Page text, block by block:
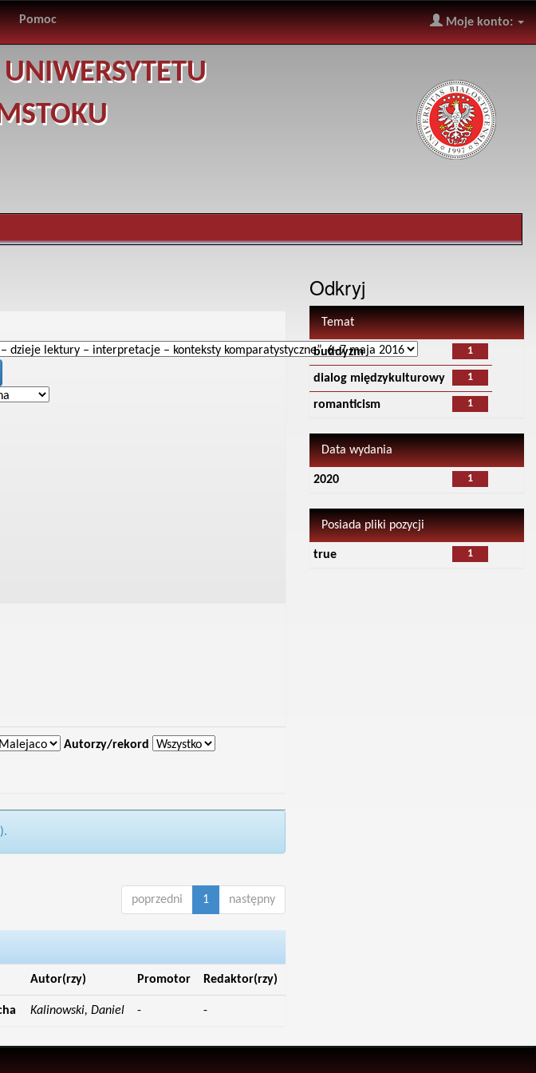
Pomoc Moje konto:
Autorzy/rekord
poprzedni 1 następny
Autor(rzy) Promotor Redaktor(rzy)
Kalinowski, Daniel - -
Odkryj
Temat
1
buddyzm
1
dialog międzykulturowy
1
romanticism
Data wydania
1
2020
Posiada pliki pozycji
1
true